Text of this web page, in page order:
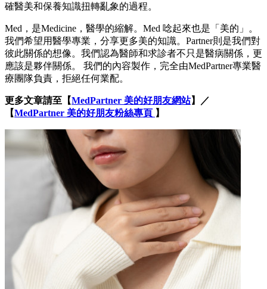
確醫美和保養知識扭轉亂象的過程。
Med，是Medicine，醫學的縮解。Med 唸起來也是「美的」。
我們希望用醫學專業，分享更多美的知識。Partner則是我們對
彼此關係的想像。我們認為醫師和求診者不只是醫病關係，更
應該是夥伴關係。 我們的內容製作，完全由MedPartner專業醫
療團隊負責，拒絕任何業配。
更多文章請至【MedPartner 美的好朋友網站】／
【MedPartner 美的好朋友粉絲專頁 】